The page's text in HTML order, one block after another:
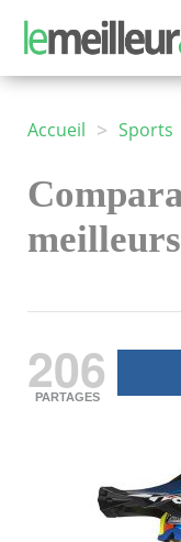
Accueil > Sports
206
PARTAGES